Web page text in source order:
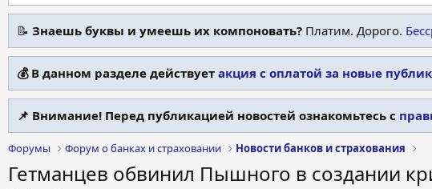
📝 Знаешь буквы и умеешь их компоновать? Платим. Дорого.
💰 В данном разделе действует акция с оплатой за новые
📌 Внимание! Перед публикацией новостей ознакомьтесь с
Форумы Форум о банках и страховании Новости банков и страхования
Гетманцев обвинил Пышного в создании